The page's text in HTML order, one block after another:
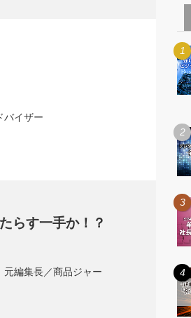
バイザー
らす一手か！？
編集長／商品ジャー
1
2
3
4